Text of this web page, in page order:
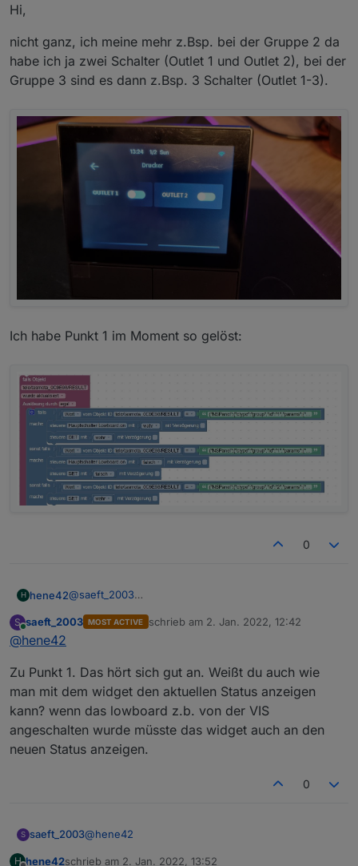
# ctype scene doesn't have an uiid
# index "name   ", "ctype", uiid | name
  1: ["Index 1", "group", 1],
  2: ["Index 2", "group", 2],
  4: ["Index 4", "group", 4],
  5: ["Index 5", "group", 33],
  6: ["Index 6", "device", 52],
  7: ["Index 7", "device", 69],
  8: ["Index 8", "scene"],
  # set thermostat options
  static atc = {
    "id":     "thermostat",
Hi,
nicht ganz, ich meine mehr z.Bsp. bei der Gruppe 2 da
habe ich ja zwei Schalter (Outlet 1 und Outlet 2), bei der
Gruppe 3 sind es dann z.Bsp. 3 Schalter (Outlet 1-3).
Ich habe Punkt 1 im Moment so gelöst:
0
H hene42@saeft_2003
nicht ganz, ich meine mehr z.Bsp. bei der Gruppe 2 da
3).
S
Online
saeft_2003 MOST ACTIVE schrieb am 2. Jan. 2022, 12:42
zuletzt editiert von
@hene42
Zu Punkt 1. Das hört sich gut an. Weißt du auch wie
man mit dem widget den aktuellen Status anzeigen
kann? wenn das lowboard z.b. von der VIS
angeschalten wurde müsste das widget auch an den
neuen Status anzeigen.
0
S saeft_2003@hene42
H hene42schrieb am 2. Jan. 2022, 13:52